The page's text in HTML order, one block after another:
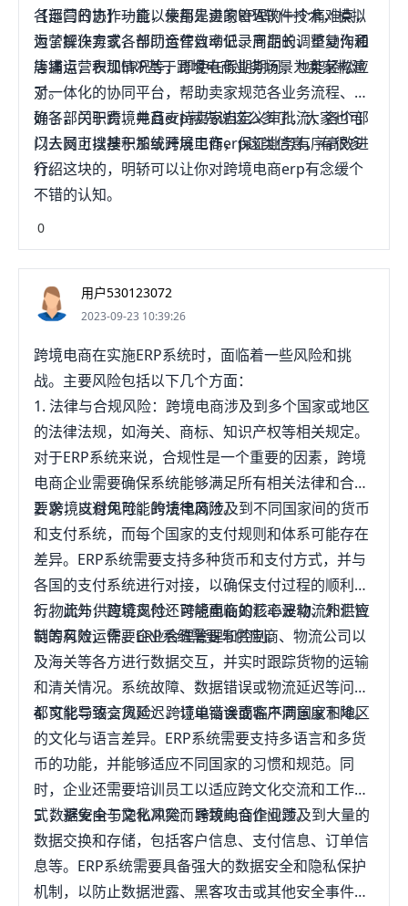
【运营日志】功能，使用先进的RPA软件技术，模拟
运营操作方式，帮助运营自动记录商品的调整动作和
店铺运营表现情况等，即使在假期期间，也能轻松应
对。
各部门的协作一直以来都是卖家管理的一个痛难点，
为了解决卖家各部门合作效率低、周期长、重复沟通
等痛点，积加ERP基于跨境电商业务场景为卖家构建
了一体化的协同平台，帮助卖家规范各业务流程、明
确各部门职责，并且支持卖家自定义审批流，各个部
门人员可以基于系统开展工作，保证业务有序高效进
行。
好了，关于跨境电商erp就先说这么多了，大家也可
以去网上搜搜积加或跨境电商erp这类信息，有很多
介绍这块的，明轿可以让你对跨境电商erp有念缓个
不错的认知。
0
用户530123072
2023-09-23 10:39:26
跨境电商在实施ERP系统时，面临着一些风险和挑
战。主要风险包括以下几个方面：
1. 法律与合规风险：跨境电商涉及到多个国家或地区
的法律法规，如海关、商标、知识产权等相关规定。
对于ERP系统来说，合规性是一个重要的因素，跨境
电商企业需要确保系统能够满足所有相关法律和合规
要求，以避免可能的法律风险。
2. 跨境支付风险：跨境电商涉及到不同国家间的货币
和支付系统，而每个国家的支付规则和体系可能存在
差异。ERP系统需要支持多种货币和支付方式，并与
各国的支付系统进行对接，以确保支付过程的顺利进
行。此外，跨境支付还可能面临如汇率波动、外汇管
制等风险，需要企业合理管理和控制。
3. 物流与供应链风险：跨境电商的核心是物流和供应
链的有效运作。ERP系统需要与供应商、物流公司以
及海关等各方进行数据交互，并实时跟踪货物的运输
和清关情况。系统故障、数据错误或物流延迟等问题
都可能导致交货延迟、订单错误或客户满意度下降。
4. 文化与语言风险：跨境电商会面临不同国家和地区
的文化与语言差异。ERP系统需要支持多语言和多货
币的功能，并能够适应不同国家的习惯和规范。同
时，企业还需要培训员工以适应跨文化交流和工作方
式，避免由于文化冲突而导致的合作问题。
5. 数据安全与隐私风险：跨境电商企业涉及到大量的
数据交换和存储，包括客户信息、支付信息、订单信
息等。ERP系统需要具备强大的数据安全和隐私保护
机制，以防止数据泄露、黑客攻击或其他安全事件的